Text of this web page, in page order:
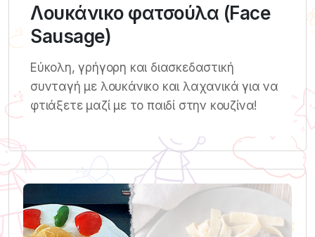
Λουκάνικο φατσούλα (Face
Sausage)
Εύκολη, γρήγορη και διασκεδαστική
συνταγή με λουκάνικο και λαχανικά για να
φτιάξετε μαζί με το παιδί στην κουζίνα!